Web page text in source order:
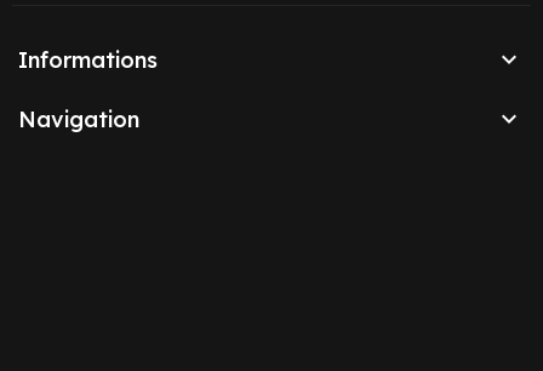
Informations 
Navigation 